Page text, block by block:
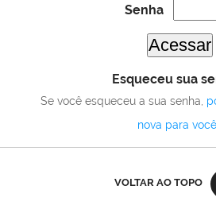
Senha
Esqueceu sua
Se você esqueceu a sua senha,
nova para você
VOLTAR AO TOPO